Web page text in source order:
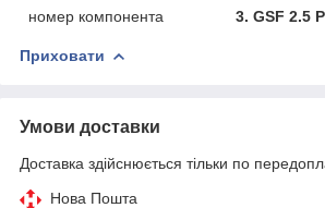
номер компонента
3. GSF 2.5 P
Приховати
Умови доставки
Доставка здійснюється тільки по
Нова Пошта